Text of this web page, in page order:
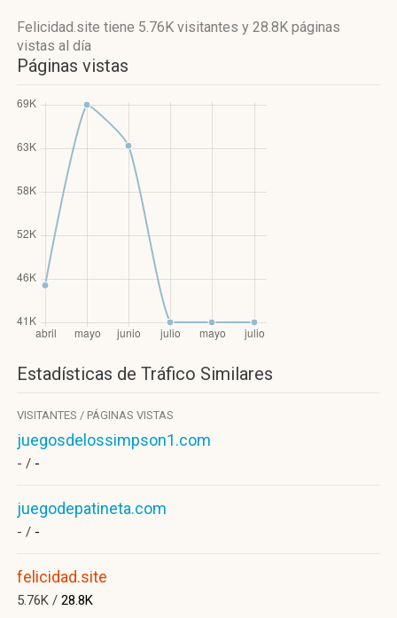
Felicidad.site tiene 5.76K visitantes y 28.8K páginas
vistas al día
Páginas vistas
Estadísticas de Tráfico Similares
VISITANTES / PÁGINAS VISTAS
juegosdelossimpson1.com
- / -
juegodepatineta.com
- / -
felicidad.site
5.76K / 28.8K